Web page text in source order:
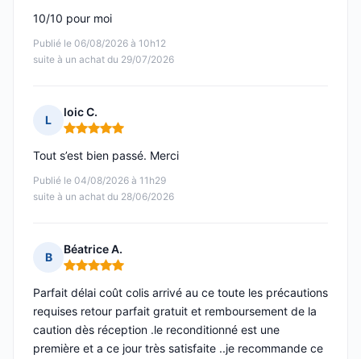
Publié le 06/08/2026 à 10h12
suite à un achat du 29/07/2026
10/10 pour moi
L
loic C.
Note : 5 sur 5
Publié le 04/08/2026 à 11h29
suite à un achat du 28/06/2026
Tout s’est bien passé. Merci
B
Béatrice A.
Note : 5 sur 5
Parfait délai coût colis arrivé au ce toute les précautions
requises retour parfait gratuit et remboursement de la
caution dès réception .le reconditionné est une
première et a ce jour très satisfaite ..je recommande ce